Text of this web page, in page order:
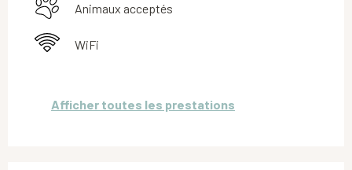
Animaux acceptés
WiFi
Afficher toutes les prestations